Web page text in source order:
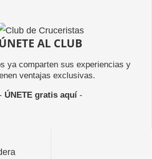
AL CLUB
ya comparten sus experiencias y
ventajas exclusivas.
ÚNETE gratis aquí-